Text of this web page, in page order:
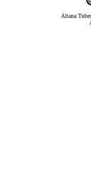
Altana